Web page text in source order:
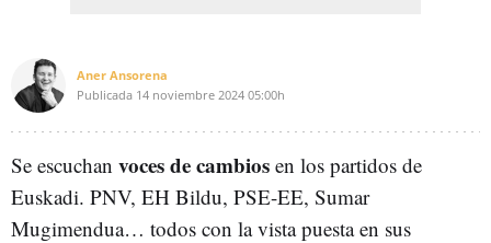
Aner Ansorena
Publicada 14 noviembre 2024 05:00h
Se escuchan voces de cambios en los partidos de
Euskadi. PNV, EH Bildu, PSE-EE, Sumar
Mugimendua… todos con la vista puesta en sus